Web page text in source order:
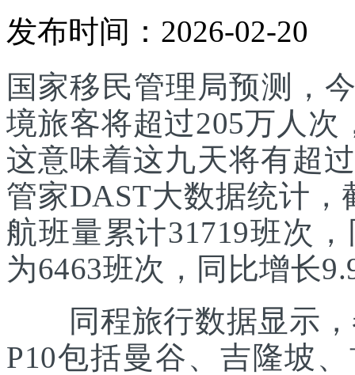
发布时间：2026-02-20
国家移民管理局预测，
境旅客将超过205万人次
这意味着这九天将有超
管家DAST大数据统计
航班量累计31719班次
为6463班次，同比增长
同程旅行数据显示，
P10包括曼谷、吉隆坡